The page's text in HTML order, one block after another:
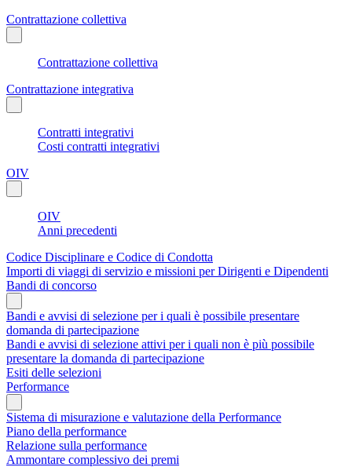
Contrattazione collettiva
Contrattazione collettiva
Contrattazione integrativa
Contratti integrativi
Costi contratti integrativi
OIV
OIV
Anni precedenti
Codice Disciplinare e Codice di Condotta
Importi di viaggi di servizio e missioni per Dirigenti e Dipendenti
Bandi di concorso
Bandi e avvisi di selezione per i quali è possibile presentare
domanda di partecipazione
Bandi e avvisi di selezione attivi per i quali non è più possibile
presentare la domanda di partecipazione
Esiti delle selezioni
Performance
Sistema di misurazione e valutazione della Performance
Piano della performance
Relazione sulla performance
Ammontare complessivo dei premi